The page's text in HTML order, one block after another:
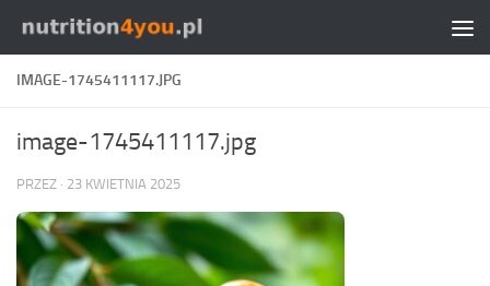
Przejdź do treści
IMAGE-1745411117.JPG
image-1745411117.jpg
PRZEZ · 23 KWIETNIA 2025